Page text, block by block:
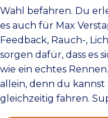
Wahl befahren. Du
es auch für Max
Feedback, Rauch-,
sorgen dafür, dass es
wie ein echtes
allein, denn du
gleichzeitig fahren.